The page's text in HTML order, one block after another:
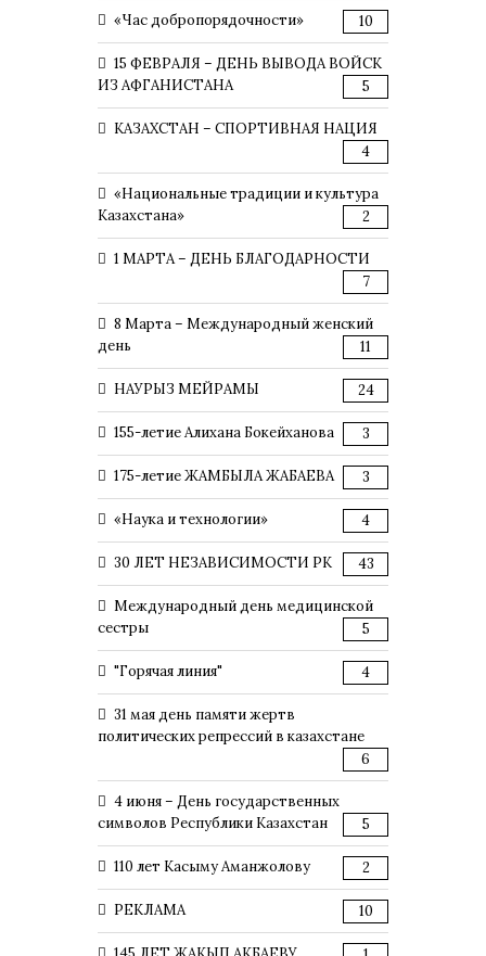
«Час добропорядочности» 10
15 ФЕВРАЛЯ – ДЕНЬ ВЫВОДА ВОЙСК
ИЗ АФГАНИСТАНА
5
КАЗАХСТАН – СПОРТИВНАЯ НАЦИЯ
4
«Национальные традиции и культура
Казахстана»
2
1 МАРТА – ДЕНЬ БЛАГОДАРНОСТИ
7
8 Марта – Международный женский
день
11
НАУРЫЗ МЕЙРАМЫ 24
155-летие Алихана Бокейханова 3
175-летие ЖАМБЫЛА ЖАБАЕВА 3
«Наука и технологии» 4
30 ЛЕТ НЕЗАВИСИМОСТИ РК 43
Международный день медицинской
сестры
5
"Горячая линия" 4
31 мая день памяти жертв
политических репрессий в казахстане
6
4 июня – День государственных
символов Республики Казахстан
5
110 лет Касыму Аманжолову 2
РЕКЛАМА 10